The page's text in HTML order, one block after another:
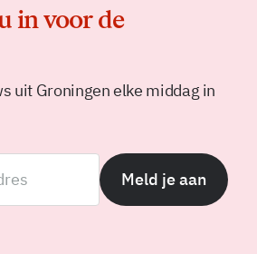
in voor de
uit Groningen elke middag in
Meld je aan